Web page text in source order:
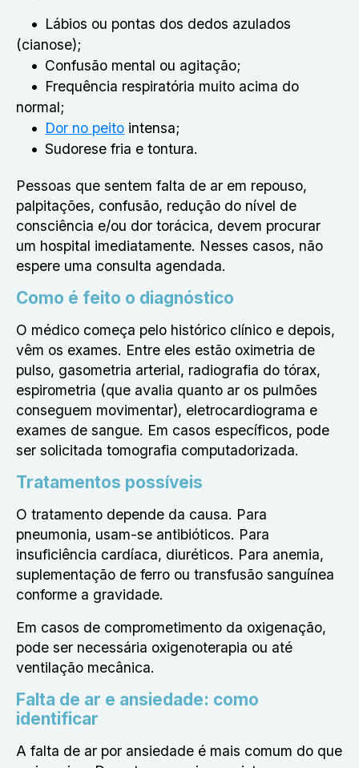
Lábios ou pontas dos dedos azulados
(cianose);
Confusão mental ou agitação;
Frequência respiratória muito acima do
normal;
Dor no peito intensa;
Sudorese fria e tontura.
Pessoas que sentem falta de ar em repouso,
palpitações, confusão, redução do nível de
consciência e/ou dor torácica, devem procurar
um hospital imediatamente. Nesses casos, não
espere uma consulta agendada.
Como é feito o diagnóstico
O médico começa pelo histórico clínico e depois,
vêm os exames. Entre eles estão oximetria de
pulso, gasometria arterial, radiografia do tórax,
espirometria (que avalia quanto ar os pulmões
conseguem movimentar), eletrocardiograma e
exames de sangue. Em casos específicos, pode
ser solicitada tomografia computadorizada.
Tratamentos possíveis
O tratamento depende da causa. Para
pneumonia, usam-se antibióticos. Para
insuficiência cardíaca, diuréticos. Para anemia,
suplementação de ferro ou transfusão sanguínea
conforme a gravidade.
Em casos de comprometimento da oxigenação,
pode ser necessária oxigenoterapia ou até
ventilação mecânica.
Falta de ar e ansiedade: como
identificar
A falta de ar por ansiedade é mais comum do que